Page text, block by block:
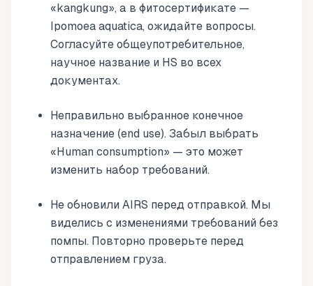
«kangkung», а в фитосертификате —
Ipomoea aquatica, ожидайте вопросы.
Согласуйте общеупотребительное,
научное название и HS во всех
документах.
Неправильно выбранное конечное
назначение (end use). Забыл выбрать
«Human consumption» — это может
изменить набор требований.
Не обновили AIRS перед отправкой. Мы
виделись с изменениями требований без
помпы. Повторно проверьте перед
отправлением груза.